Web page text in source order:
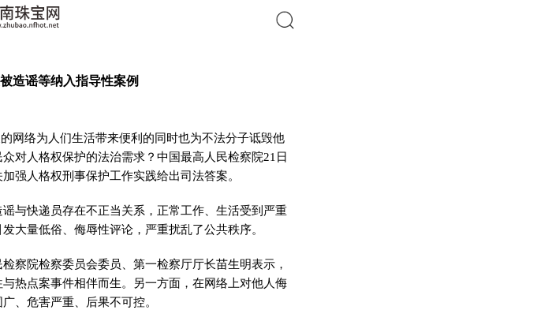
造谣等纳入指导性案例
网络为人们生活带来便利的同时也为不法分子诋毁他
对人格权保护的法治需求？中国最高人民检察院21日
强人格权刑事保护工作实践给出司法答案。
快递员存在不正当关系，正常工作、生活受到严重
大量低俗、侮辱性评论，严重扰乱了公共秩序。
院检察委员会委员、第一检察厅厅长苗生明表示，
热点案事件相伴而生。另一方面，在网络上对他人侮
、危害严重、后果不可控。